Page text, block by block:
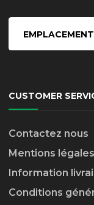
EMPLACEMENT
CUSTOMER
Contactez nous
Mentions légales
Information
Conditions